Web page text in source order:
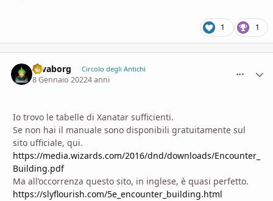
1 1
savaborg Circolo degli Antichi
8 Gennaio 20224 anni
Io trovo le tabelle di Xanatar sufficienti.
Se non hai il manuale sono disponibili gratuitamente sul
sito ufficiale, qui.
https://media.wizards.com/2016/dnd/downloads/Encounter_
Building.pdf
Ma all’occorrenza questo sito, in inglese, è quasi perfetto.
https://slyflourish.com/5e_encounter_building.html